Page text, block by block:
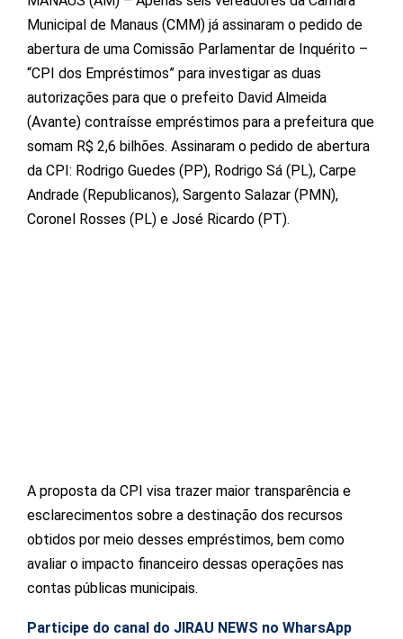
Municipal de Manaus (CMM) já assinaram o pedido de
abertura de uma Comissão Parlamentar de Inquérito –
“CPI dos Empréstimos” para investigar as duas
autorizações para que o prefeito David Almeida
(Avante) contraísse empréstimos para a prefeitura que
somam R$ 2,6 bilhões. Assinaram o pedido de abertura
da CPI: Rodrigo Guedes (PP), Rodrigo Sá (PL), Carpe
Andrade (Republicanos), Sargento Salazar (PMN),
Coronel Rosses (PL) e José Ricardo (PT).
A proposta da CPI visa trazer maior transparência e
esclarecimentos sobre a destinação dos recursos
obtidos por meio desses empréstimos, bem como
avaliar o impacto financeiro dessas operações nas
contas públicas municipais.
Participe do canal do JIRAU NEWS no WharsApp